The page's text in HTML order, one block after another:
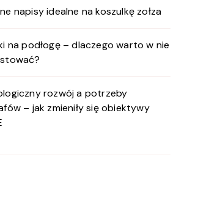
napisy idealne na koszulkę zołza
na podłogę – dlaczego warto w nie
rozwój a potrzeby
– jak zmieniły się obiektywy